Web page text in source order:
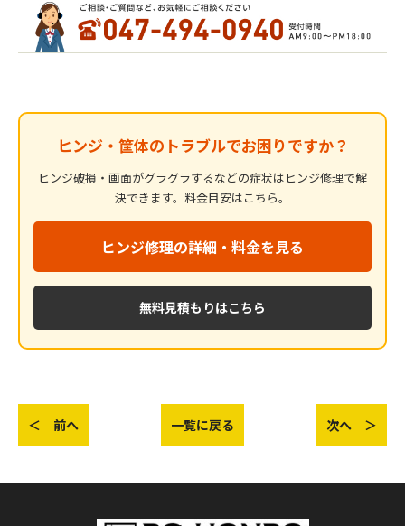
ヒンジ・筐体のトラブルでお困りですか？
ヒンジ破損・画面がグラグラするなどの症状はヒンジ修理で解
決できます。料金目安はこちら。
ヒンジ修理の詳細・料金を見る
無料見積もりはこちら
＜ 前へ 一覧に戻る 次へ ＞